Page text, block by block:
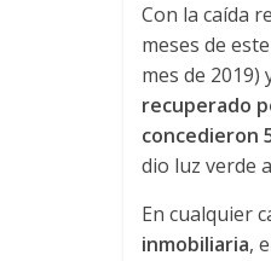
t
e
d
e
Con la caída
meses de
mes de
recuperado
concedieron
dio luz verde
En cualquier
inmobiliaria,